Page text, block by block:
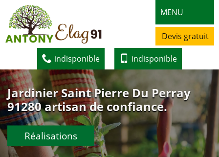
MENU
Devis gratuit
indisponible indisponible
Jardinier Saint Pierre Du Perray
91280 artisan de confiance.
Réalisations